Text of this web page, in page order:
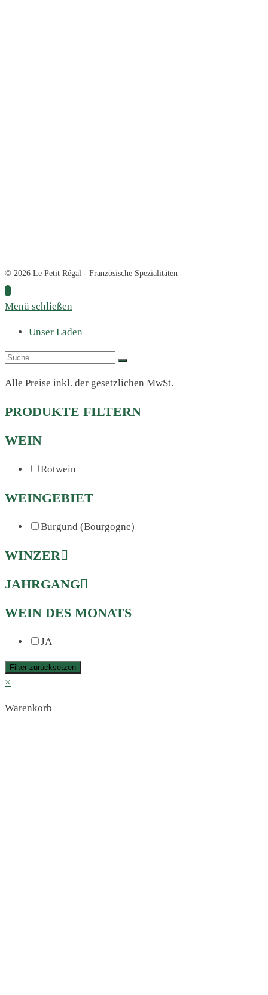
© 2026 Le Petit Régal - Französische Spezialitäten
Menü schließen
Unser Laden
Alle Preise inkl. der gesetzlichen MwSt.
PRODUKTE FILTERN
WEIN
Rotwein
WEINGEBIET
Burgund (Bourgogne)
WINZER
JAHRGANG
WEIN DES MONATS
JA
Filter zurücksetzen
×
Warenkorb